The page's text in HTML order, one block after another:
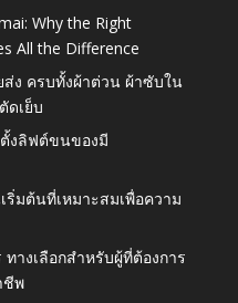
Why the Right
All the Difference
ง ครบทั้งผ้าต่วน ผ้าซับใน
ดเย็บ
งลิฟต์ขนของมี
ริ่มต้นที่เหมาะสมเพื่อความ
างเลือกสำหรับผู้ที่ต้องการ
ชีพ